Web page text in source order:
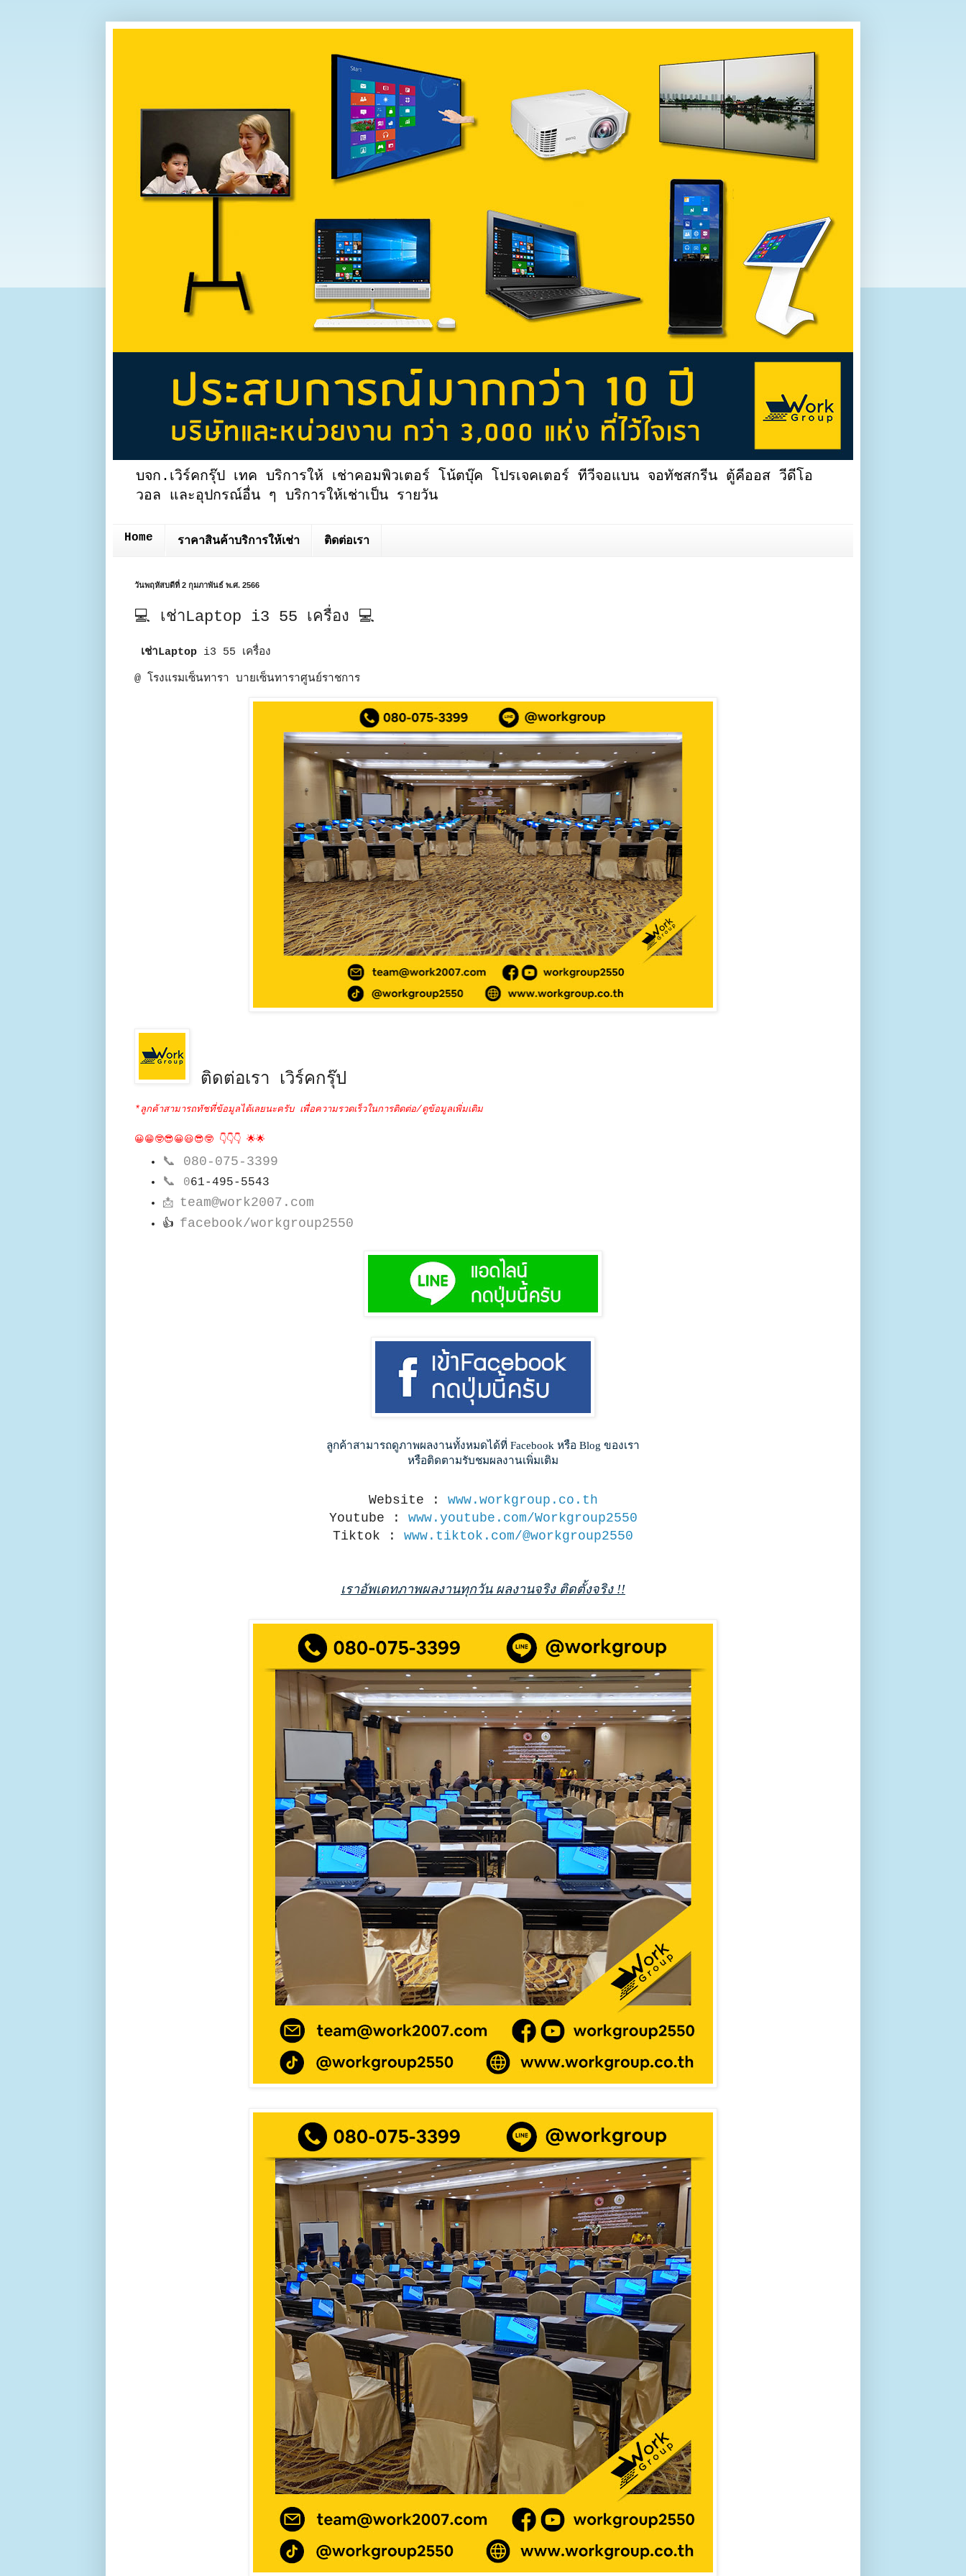
บจก.เวิร์คกรุ๊ป เทค บริการให้ เช่าคอมพิวเตอร์ โน้ตบุ๊ค โปรเจคเตอร์ ทีวีจอแบน จอทัชสกรีน ตู้คีออส วีดีโอ
วอล และอุปกรณ์อื่น ๆ บริการให้เช่าเป็น รายวัน
Home ราคาสินค้าบริการให้เช่า ติดต่อเรา
วันพฤหัสบดีที่ 2 กุมภาพันธ์ พ.ศ. 2566
💻 เช่าLaptop i3 55 เครื่อง 💻
เช่าLaptop i3 55 เครื่อง
@ โรงแรมเซ็นทารา บายเซ็นทาราศูนย์ราชการ
ติดต่อเรา เวิร์คกรุ๊ป
*ลูกค้าสามารถทัชที่ข้อมูลได้เลยนะครับ เพื่อความรวดเร็วในการติดต่อ/ดูข้อมูลเพิ่มเติม
😀😁🤓😎😀😃😎🤓 👇👇👇 🌟🌟
📞 080-075-3399
📞
061-495-5543
📩 team@work2007.com
👍 facebook/workgroup2550
ลูกค้าสามารถดูภาพผลงานทั้งหมดได้ที่ Facebook หรือ Blog ของเรา
หรือติดตามรับชมผลงานเพิ่มเติม
Website : www.workgroup.co.th
Youtube : www.youtube.com/Workgroup2550
Tiktok : www.tiktok.com/@workgroup2550
เราอัพเดทภาพผลงานทุกวัน ผลงานจริง ติดตั้งจริง !!